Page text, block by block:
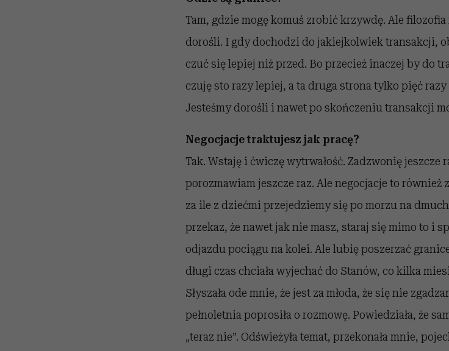
Tam, gdzie mogę komuś zrobić krzywdę. Ale filozofia
dorośli. I gdy dochodzi do jakiejkolwiek transakcji,
czuć się lepiej niż przed. Bo przecież inaczej by do
czuję sto razy lepiej, a ta druga strona tylko pięć
Jesteśmy dorośli i nawet po skończeniu transakcji
Negocjacje traktujesz jak pracę?
Tak. Wstaję i ćwiczę wytrwałość. Zadzwonię jeszcze
porozmawiam jeszcze raz. Ale negocjacje to również
za ile z dziećmi przejedziemy się po morzu na
przekaz, że nawet jak nie masz, staraj się mimo to i
odjazdu pociągu na kolei. Ale lubię poszerzać
długi czas chciała wyjechać do Stanów, co kilka
Słyszała ode mnie, że jest za młoda, że się nie
pełnoletnia poprosiła o rozmowę. Powiedziała, że
„teraz nie”. Odświeżyła temat, przekonała mnie,